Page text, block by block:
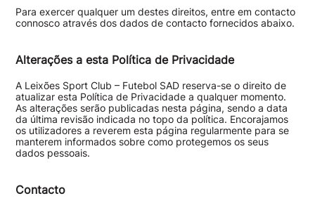
Para exercer qualquer um destes direitos, entre em contacto
connosco através dos dados de contacto fornecidos abaixo.
Alterações a esta Política de Privacidade
A Leixões Sport Club – Futebol SAD reserva-se o direito de
atualizar esta Política de Privacidade a qualquer momento.
As alterações serão publicadas nesta página, sendo a data
da última revisão indicada no topo da política. Encorajamos
os utilizadores a reverem esta página regularmente para se
manterem informados sobre como protegemos os seus
dados pessoais.
Contacto